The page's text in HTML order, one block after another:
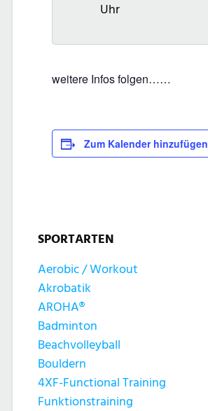
Uhr
weitere Infos folgen……
Zum Kalender hinzufügen
SPORTARTEN
Aerobic / Workout
Akrobatik
AROHA®
Badminton
Beachvolleyball
Bouldern
4XF-Functional Training
Funktionstraining